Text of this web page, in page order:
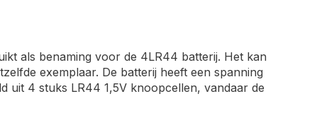
als benaming voor de 4LR44 batterij. Het kan
exemplaar. De batterij heeft een spanning
uit 4 stuks LR44 1,5V knoopcellen, vandaar de